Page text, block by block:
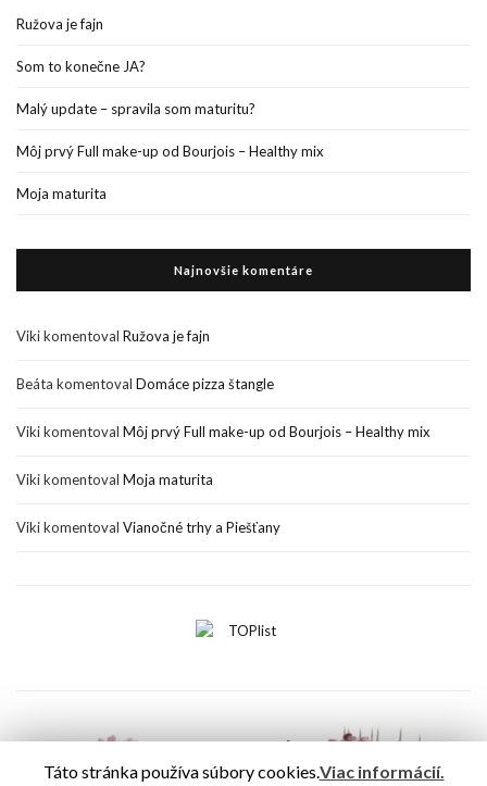
Ružova je fajn
Som to konečne JA?
Malý update – spravila som maturitu?
Môj prvý Full make-up od Bourjois – Healthy mix
Moja maturita
Najnovšie komentáre
Vikikomentoval Ružova je fajn
Beáta komentoval Domáce pizza štangle
Vikikomentoval Môj prvý Full make-up od Bourjois – Healthy mix
Vikikomentoval Moja maturita
Vikikomentoval Vianočné trhy a Piešťany
Táto stránka používa súbory cookies.Viac informácií.